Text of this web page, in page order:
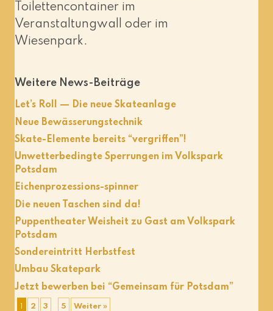
Toilettencontainer im
Veranstaltungwall oder im
Wiesenpark.
Weitere News-Beiträge
Let’s Roll — Die neue Skateanlage
Neue Bewässerungstechnik
Skate-Elemente bereits “vergriffen”!
Unwetterbedingte Sperrungen im Volkspark
Potsdam
Eichenprozessions-spinner
Die neuen Taschen sind da!
Puppentheater Weisheit zu Gast am Volkspark
Potsdam
Sondereintritt Herbstfest
Umbau Skatepark
Jetzt bewerben bei “Gemeinsam für Potsdam”
1 2 3 5 Weiter »